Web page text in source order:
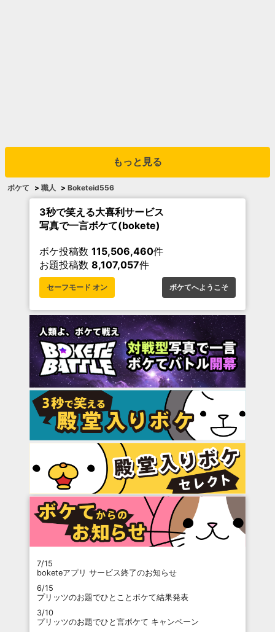
もっと見る
ボケて > 職人 > Boketeid556
3秒で笑える大喜利サービス
写真で一言ボケて(bokete)
ボケ投稿数 115,506,460件
お題投稿数 8,107,057件
セーフモード オン ボケてへようこそ
7/15
boketeアプリ サービス終了のお知らせ
6/15
プリッツのお題でひとことボケて結果発表
3/10
プリッツのお題でひと言ボケて キャンペーン